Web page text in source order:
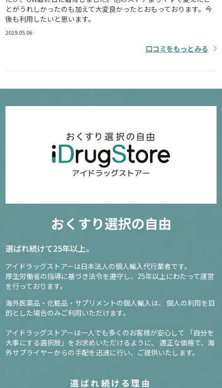
とがうれしかったのも加えて大変良かったとおもっております。今
後も利用したいと思います。
2019.05.06
口コミをもっとみる
おくすり選択の自由
選ばれ続けて25年以上。
アイドラッグストアーは日本法人の個人輸入代行業者です。
厚生労働省の指導に基づき法令を遵守し、 25年以上にわたって運営
を行っております。
海外医薬品・化粧品・サプリメントの個人輸入は、 個人の利用を目
的とした場合のみご利用いただけます。
アイドラッグストアーは一人でも多くのお客様が安心して
「自分を
大事にする選択肢」をお求めいただけるように、 適正な価格で、海
外サプライヤーからの手配を迅速に行い、ご提供いたします。
選ばれ続ける理由